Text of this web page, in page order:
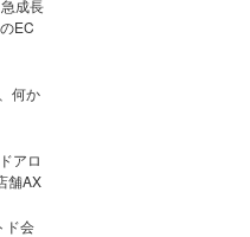
成長
EC
何か
アロ
舗AX
ド会